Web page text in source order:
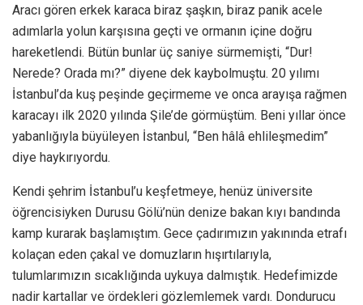
Aracı gören erkek karaca biraz şaşkın, biraz panik acele
adımlarla yolun karşısına geçti ve ormanın içine doğru
hareketlendi. Bütün bunlar üç saniye sürmemişti, “Dur!
Nerede? Orada mı?” diyene dek kaybolmuştu. 20 yılımı
İstanbul’da kuş peşinde geçirmeme ve onca arayışa rağmen
karacayı ilk 2020 yılında Şile’de görmüştüm. Beni yıllar önce
yabanlığıyla büyüleyen İstanbul, “Ben hâlâ ehlileşmedim”
diye haykırıyordu.
Kendi şehrim İstanbul’u keşfetmeye, henüz üniversite
öğrencisiyken Durusu Gölü’nün denize bakan kıyı bandında
kamp kurarak başlamıştım. Gece çadırımızın yakınında etrafı
kolaçan eden çakal ve domuzların hışırtılarıyla,
tulumlarımızın sıcaklığında uykuya dalmıştık. Hedefimizde
nadir kartallar ve ördekleri gözlemlemek vardı. Dondurucu